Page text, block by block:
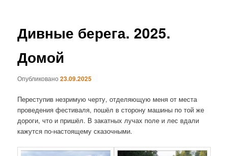
Дивные берега. 2025.
Домой
Опубликовано23.09.2025
Переступив незримую черту, отделяющую меня от места
проведения фестиваля, пошёл в сторону машины по той же
дороги, что и пришёл. В закатных лучах поле и лес вдали
кажутся по-настоящему сказочными.